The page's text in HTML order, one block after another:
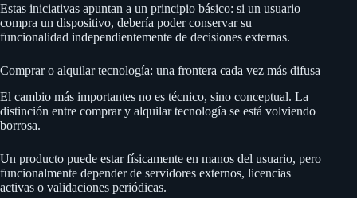
Estas iniciativas apuntan a un principio básico: si un usuario
compra un dispositivo, debería poder conservar su
funcionalidad independientemente de decisiones externas.
Comprar o alquilar tecnología: una frontera cada vez más difusa
El cambio más importantes no es técnico, sino conceptual. La
distinción entre comprar y alquilar tecnología se está volviendo
borrosa.
Un producto puede estar físicamente en manos del usuario, pero
funcionalmente depender de servidores externos, licencias
activas o validaciones periódicas.